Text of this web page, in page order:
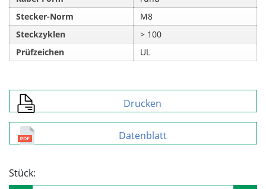
Stecker-Norm
M8
Steckzyklen
> 100
Prüfzeichen
UL
Drucken
Datenblatt
Stück: